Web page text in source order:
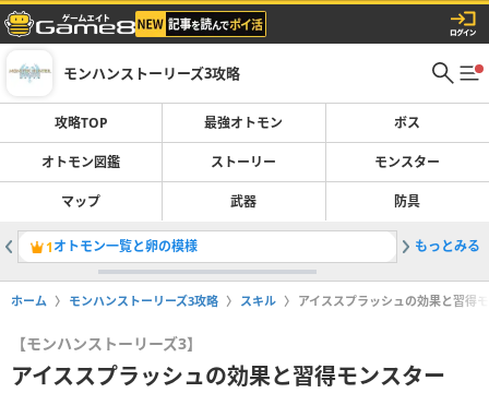
モンハンストーリーズ3攻略
攻略TOP 最強オトモン ボス
オトモン図鑑 ストーリー モンスター
マップ 武器 防具
1オトモン一覧と卵の模様 2侵獣の
もっとみる
ホーム モンハンストーリーズ3攻略 スキル アイススプラッシュの効果と習得
【モンハンストーリーズ3】
アイススプラッシュの効果と習得モンスター